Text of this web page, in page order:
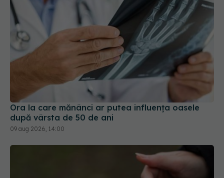
Ora la care mănânci ar putea influența oasele
după vârsta de 50 de ani
09 aug 2026, 14:00